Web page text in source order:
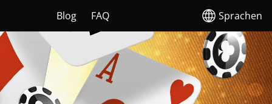
Blog FAQ Sprachen